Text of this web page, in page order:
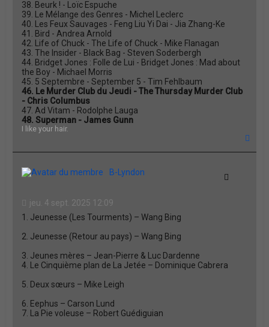
38. Beurk ! - Loïc Espuche
39. Le Mélange des Genres - Michel Leclerc
40. Les Feux Sauvages - Feng Liu Yi Dai - Jia Zhang-Ke
41. Bird - Andrea Arnold
42. Life of Chuck - The Life of Chuck - Mike Flanagan
43. The Insider - Black Bag - Steven Soderbergh
44. Bridget Jones : Folle de Lui - Bridget Jones : Mad about
the Boy - Michael Morris
45. 5 Septembre - September 5 - Tim Fehlbaum
46. Le Murder Club du Jeudi - The Thursday Murder Club
- Chris Columbus
47. Ad Vitam - Rodolphe Lauga
48. Superman - James Gunn
I like your hair.
B-Lyndon
jeu. 4 sept. 2025 12:09
1. Jeunesse (Les Tourments) – Wang Bing
2. Jeunesse (Retour au pays) – Wang Bing
3. Jeunes mères – Jean-Pierre & Luc Dardenne
4. Le Cinquième plan de La Jetée – Dominique Cabrera
5. Deux sœurs – Mike Leigh
6. Eephus – Carson Lund
7. La Pie voleuse – Robert Guédiguian